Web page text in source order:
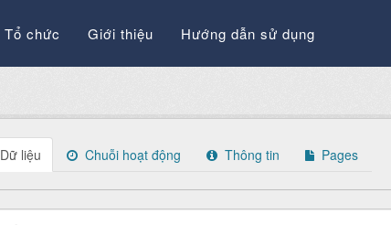
Tổ chức Giới thiệu Hướng dẫn sử dụng
Dữ liệu Chuỗi hoạt động Thông tin Pages